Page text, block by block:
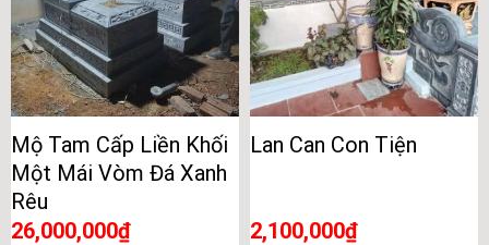
Mộ Tam Cấp Liền Khối
Một Mái Vòm Đá Xanh
Rêu
26,000,000₫
Lan Can Con Tiện
2,100,000₫